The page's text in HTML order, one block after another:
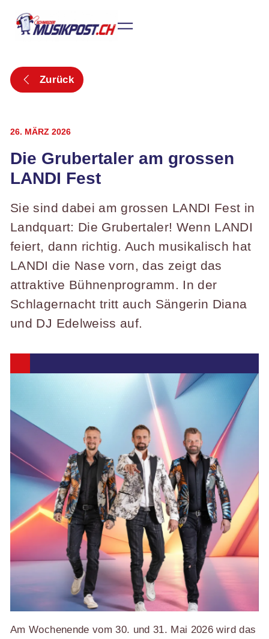
Zurück
26. MÄRZ 2026
Die Grubertaler am grossen
LANDI Fest
Sie sind dabei am grossen LANDI Fest in
Landquart: Die Grubertaler! Wenn LANDI
feiert, dann richtig. Auch musikalisch hat
LANDI die Nase vorn, das zeigt das
attraktive Bühnenprogramm. In der
Schlagernacht tritt auch Sängerin Diana
und DJ Edelweiss auf.
Am Wochenende vom 30. und 31. Mai 2026 wird das